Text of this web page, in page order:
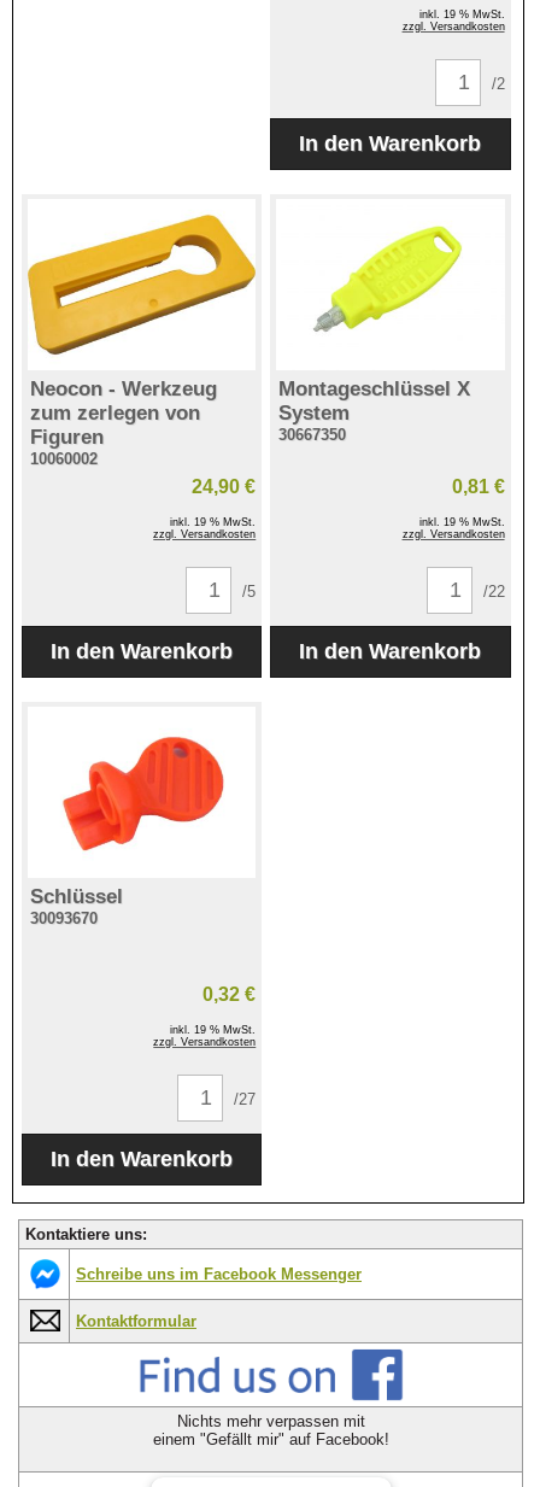
inkl. 19 % MwSt.
zzgl. Versandkosten
/2
Neocon - Werkzeug
zum zerlegen von
Figuren
10060002
24,90 €
inkl. 19 % MwSt.
zzgl. Versandkosten
/5
Montageschlüssel X
System
30667350
0,81 €
inkl. 19 % MwSt.
zzgl. Versandkosten
/22
Schlüssel
30093670
0,32 €
inkl. 19 % MwSt.
zzgl. Versandkosten
/27
Kontaktiere uns:
Schreibe uns im Facebook Messenger
Kontaktformular
Nichts mehr verpassen mit
einem "Gefällt mir" auf Facebook!